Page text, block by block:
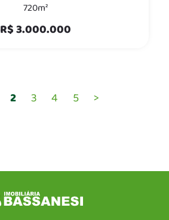
720m²
R$ 3.000.000
2 3 4 5 >